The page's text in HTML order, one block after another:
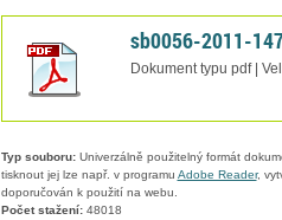
sb0056-2011-
Dokument typu pdf |
Typ souboru:Univerzálně použitelný formát
tisknout jej lze např. v programu Adobe Reader,
doporučován k použití na webu.
Počet stažení:48018